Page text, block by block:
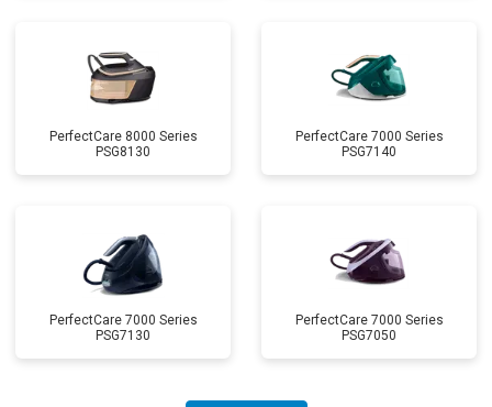
PerfectCare 8000 Series
PSG8130
PerfectCare 7000 Series
PSG7140
PerfectCare 7000 Series
PSG7130
PerfectCare 7000 Series
PSG7050